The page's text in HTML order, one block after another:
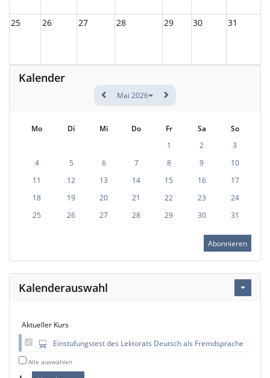
25 26 27 28 29 30 31
Kalender
Mai 2026
Mo Di Mi Do Fr Sa
So
1
2
3
4
5 6 7 8 9
10
11
12 13 14 15 16
17
18
19 20 21 22 23
24
25
26 27 28 29 30 31
Abonnieren
Kalenderauswahl
Aktueller Kurs
Einstufungstest des Lektorats Deutsch als Fremdsprache
Alle auswählen